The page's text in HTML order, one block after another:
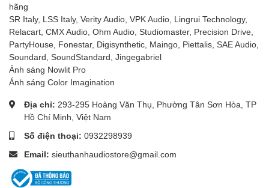
hãng
SR Italy, LSS Italy, Verity Audio, VPK Audio, Lingrui Technology,
Relacart, CMX Audio, Ohm Audio, Studiomaster, Precision Drive,
PartyHouse, Fonestar, Digisynthetic, Maingo, Piettalis, SAE Audio,
Soundard, SoundStandard, Jingegabriel
Ánh sáng Nowlit Pro
Ánh sáng Color Imagination
Địa chỉ: 293-295 Hoàng Văn Thụ, Phường Tân Sơn Hòa, TP
Hồ Chí Minh, Việt Nam
Số điện thoại: 0932298939
Email: sieuthanhaudiostore@gmail.com